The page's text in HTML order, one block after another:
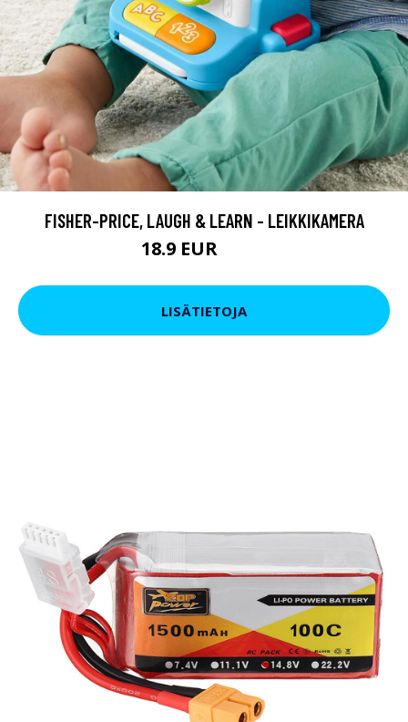
FISHER-PRICE, LAUGH & LEARN - LEIKKIKAMERA
18.9 EUR
LISÄTIETOJA